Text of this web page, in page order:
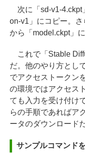
次に「sd-v1-4.ckpt
on-v1」にコピー。さ
から「model.ckpt」に
これで「Stable
だ。他のやり方とし
でアクセストークン
の環境ではアクセス
ても入力を受け付け
らの手順であればア
ータのダウンロード
サンプルコマンド